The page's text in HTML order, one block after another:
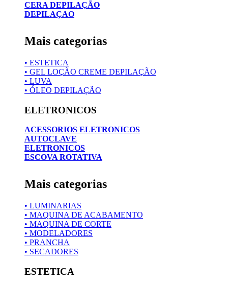
CERA DEPILAÇÃO
DEPILAÇAO
Mais categorias
• ESTETICA
• GEL LOÇÃO CREME DEPILAÇÃO
• LUVA
• ÓLEO DEPILAÇÃO
ELETRONICOS
ACESSORIOS ELETRONICOS
AUTOCLAVE
ELETRONICOS
ESCOVA ROTATIVA
Mais categorias
• LUMINARIAS
• MAQUINA DE ACABAMENTO
• MAQUINA DE CORTE
• MODELADORES
• PRANCHA
• SECADORES
ESTETICA